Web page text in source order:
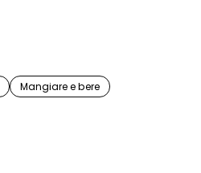
Mangiare e bere